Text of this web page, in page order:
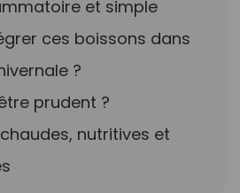
et simple
ces boissons dans
?
prudent ?
nutritives et